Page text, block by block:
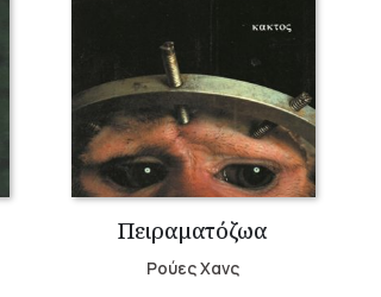
Πειραματόζωα
Ρούες Χανς